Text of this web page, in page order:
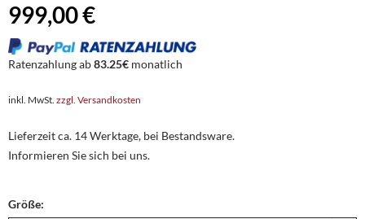
999,00 €
Ratenzahlung ab83.25€ monatlich
inkl. MwSt. zzgl. Versandkosten
Lieferzeit ca. 14 Werktage, bei Bestandsware.
Informieren Sie sich bei uns.
Größe: